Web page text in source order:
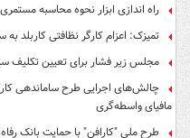
راه اندازی ابزار نحوه محاسبه
تمیزک: اعزام کارگر نظافتی کاربلد به
مجلس زیر فشار برای تعیین تکلیف
چالش‌های اجرایی طرح ساماندهی
مافیای واسطه‌گری
طرح ملی "کارافن" با حمایت بانک